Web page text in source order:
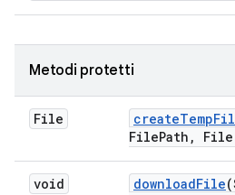
Metodi protetti
File createTemp
FilePath ,
void downloadFile